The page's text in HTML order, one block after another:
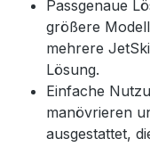
Passgenaue
größere
mehrere
Lösung.
Einfache
manövrieren
ausgestattet,